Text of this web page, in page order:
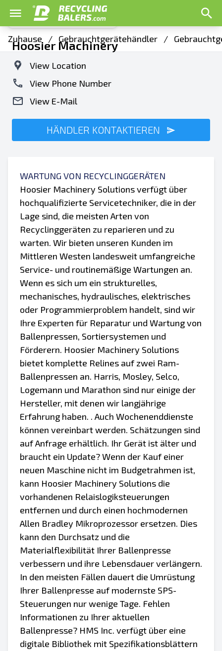
Zuhause / Gebrauchtgerätehändler /
Hoosier Machinery
View Location
View Phone Number
View E-Mail
HÄNDLER KONTAKTIEREN
WARTUNG VON RECYCLINGGERÄTEN
Hoosier Machinery Solutions verfügt über
hochqualifizierte Servicetechniker, die in der
Lage sind, die meisten Arten von
Recyclinggeräten zu reparieren und zu
warten. Wir bieten unseren Kunden im
Mittleren Westen landesweit umfangreiche
Service- und routinemäßige Wartungen an.
Wenn es sich um ein strukturelles,
mechanisches, hydraulisches, elektrisches
oder Programmierproblem handelt, sind wir
Ihre Experten für Reparatur und Wartung von
Ballenpressen, Sortiersystemen und
Förderern. Hoosier Machinery Solutions
bietet komplette Relines auf zwei Ram-
Ballenpressen an. Harris, Mosley, Selco,
Logemann und Marathon sind nur einige der
Hersteller, mit denen wir langjährige
Erfahrung haben. . Auch Wochenenddienste
können vereinbart werden. Schätzungen sind
auf Anfrage erhältlich. Ihr Gerät ist älter und
braucht ein Update? Wenn der Kauf einer
neuen Maschine nicht im Budgetrahmen ist,
kann Hoosier Machinery Solutions die
vorhandenen Relaislogiksteuerungen
entfernen und durch einen hochmodernen
Allen Bradley Mikroprozessor ersetzen. Dies
kann den Durchsatz und die
Materialflexibilität Ihrer Ballenpresse
verbessern und ihre Lebensdauer verlängern.
In den meisten Fällen dauert die Umrüstung
Ihrer Ballenpresse auf modernste SPS-
Steuerungen nur wenige Tage. Fehlen
Informationen zu Ihrer aktuellen
Ballenpresse? HMS Inc. verfügt über eine
digitale Bibliothek mit Spezifikationsblättern